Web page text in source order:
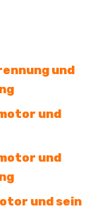
und
und
und
und sein